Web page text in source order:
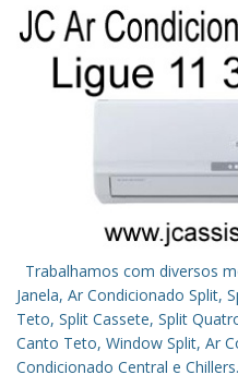
Trabalhamos com diversos
Janela, Ar Condicionado Split,
Teto, Split Cassete, Split
Canto Teto, Window Split, Ar
Condicionado Central e Chillers.